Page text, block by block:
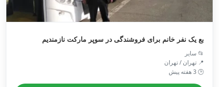
بع یک نفر خانم برای فروشندگی در سوپر مارکت نازمندیم
📂 سایر
📍 تهران / تهران
🕒 3 هفته پیش